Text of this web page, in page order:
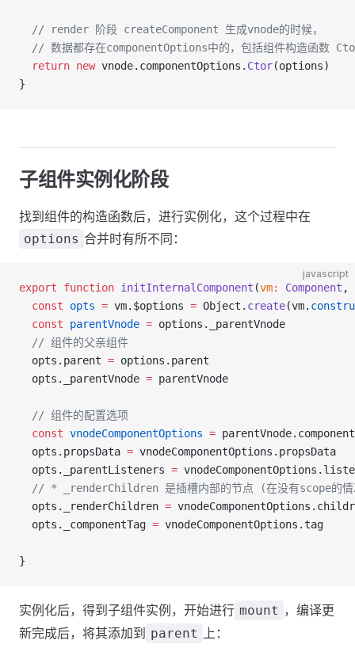
  // render 阶段 createComponent 生成vnode的时候，
// 数据都存在componentOptions中的，包括组件构造函数
  return
new vnode.componentOptions. Ctor(options)
}
子组件实例化阶段
找到组件的构造函数后，进行实例化，这个过程中在
options 合并时有所不同：
javascript
export function initInternalComponent (vm: Component ,
  const
opts = vm.$options = Object. create(vm.
  const
parentVnode = options._parentVnode
  // 组件的父亲组件
  opts.parent
= options.parent
  opts._parentVnode
= parentVnode
  // 组件的配置选项
  const
vnodeComponentOptions =
  opts.propsData
= vnodeComponentOptions.propsData
  opts._parentListeners
=
// * _renderChildren 是插槽内部的节点 (在没有scope的情
  opts._renderChildren
=
  opts._componentTag
= vnodeComponentOptions.tag
}
实例化后，得到子组件实例，开始进行 mount ，编译更
新完成后，将其添加到 parent 上：